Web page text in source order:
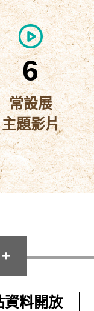
6
常設展
主題影片
資料開放